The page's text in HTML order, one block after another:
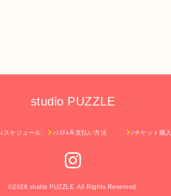
studio PUZZLE
♪スケジュール ♪ｼｽﾃﾑ＆支払い方法 ♪チケット購入
©2026 studio PUZZLE. All Rights Reserved.